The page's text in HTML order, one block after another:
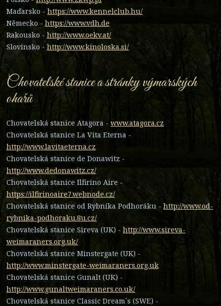
Maďarsko - https://www.kennelclub.hu/
Německo - https://www.vdh.de
Rakousko - http://www.oekv.at/
Slovinsko - http://www.kinoloska.si/
Chovatelské stanice a stránky výmarských
ohařů
Chovatelská stanice Atagora - www.atagora.cz
Chovatelská stanice La Vita Eterna -
http://www.lavitaeterna.cz
Chovatelská stanice de Donawitz -
http://www.dedonawitz.cz/
Chovatelská stanice Ilfirino Aire -
https://ilfirinoaire7.webnode.cz/
Chovatelská stanice od Rybníka Podhoráku - http://www.od-
rybnika-podhoraku.8u.cz/
Chovatelská stanice Sireva (UK) - http://www.sireva-
weimaraners.org.uk/
Chovatelská stanice Minstergate (UK) -
http://www.minstergate-weimaraners.org.uk
Chovatelská stanice Gunalt (UK) -
http://www.gunaltweimaraners.co.uk/
Chovatelská stanice Classic Dream´s (SWE) -